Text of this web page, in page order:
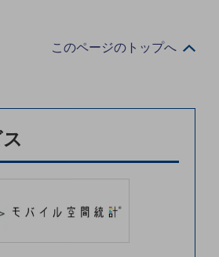
ら
・お見積りはこちら
このページのトップへ